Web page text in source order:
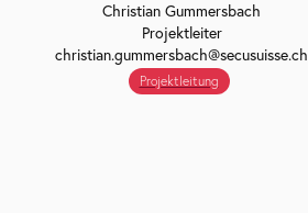
Christian Gummersbach
Projektleiter
christian.gummersbach@secusuisse.ch
Projektleitung